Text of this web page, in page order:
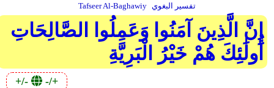
Tafseer Al-Baghawiy تفسير البغوي
إِنَّ الَّذِينَ آمَنُوا وَعَمِلُوا الصَّالِحَاتِ
أُولَٰئِكَ هُمْ خَيْرُ الْبَرِيَّةِ
+/- -/+